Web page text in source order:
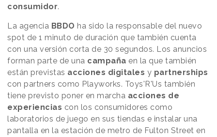
consumidor.
La agencia BBDO ha sido la responsable del nuevo
spot de 1 minuto de duración que también cuenta
con una versión corta de 30 segundos. Los anuncios
forman parte de una campaña en la que también
están previstas acciones digitales y partnerships
con partners como Playworks. Toys'R'Us también
tiene previsto poner en marcha acciones de
experiencias con los consumidores como
laboratorios de juego en sus tiendas e instalar una
pantalla en la estación de metro de Fulton Street en